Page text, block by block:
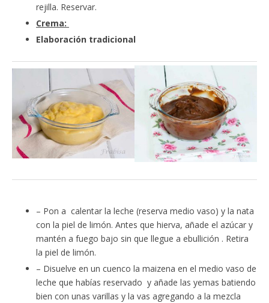
rejilla. Reservar.
Crema:
Elaboración tradicional
– Pon a calentar la leche (reserva medio vaso) y la nata
con la piel de limón. Antes que hierva, añade el azúcar y
mantén a fuego bajo sin que llegue a ebullición . Retira
la piel de limón.
– Disuelve en un cuenco la maizena en el medio vaso de
leche que habías reservado y añade las yemas batiendo
bien con unas varillas y la vas agregando a la mezcla